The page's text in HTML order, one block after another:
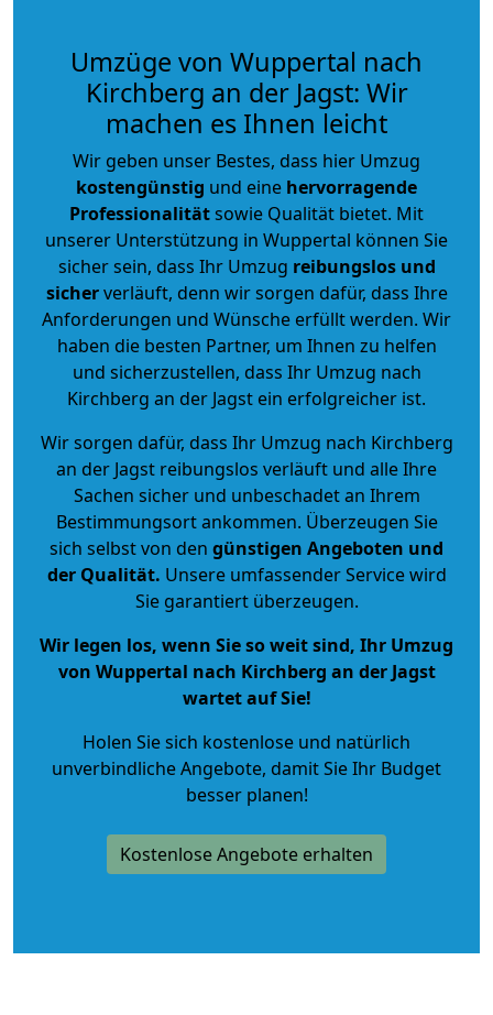
Umzüge von Wuppertal nach
Kirchberg an der Jagst: Wir
machen es Ihnen leicht
Wir geben unser Bestes, dass hier Umzug
kostengünstig und eine hervorragende
Professionalitätsowie Qualität bietet. Mit
unserer Unterstützung in Wuppertal können Sie
sicher sein, dass Ihr Umzug reibungslos und
sicherverläuft, denn wir sorgen dafür, dass Ihre
Anforderungen und Wünsche erfüllt werden. Wir
haben die besten Partner, um Ihnen zu helfen
und sicherzustellen, dass Ihr Umzug nach
Kirchberg an der Jagst ein erfolgreicher ist.
Wir sorgen dafür, dass Ihr Umzug nach Kirchberg
an der Jagst reibungslos verläuft und alle Ihre
Sachen sicher und unbeschadet an Ihrem
Bestimmungsort ankommen. Überzeugen Sie
sich selbst von den günstigen Angeboten und
der Qualität. Unsere umfassender Service wird
Sie garantiert überzeugen.
Wir legen los, wenn Sie so weit sind, Ihr Umzug
von Wuppertal nach Kirchberg an der Jagst
wartet auf Sie!
Holen Sie sich kostenlose und natürlich
unverbindliche Angebote, damit Sie Ihr Budget
besser planen!
Kostenlose Angebote erhalten